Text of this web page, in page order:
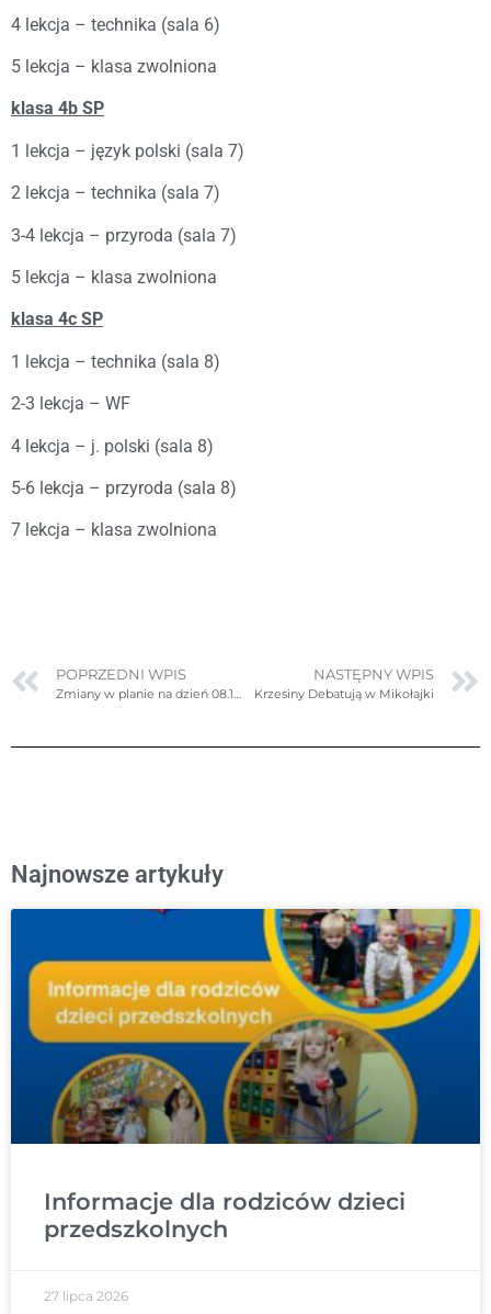
4 lekcja – technika (sala 6)
5 lekcja – klasa zwolniona
klasa 4b SP
1 lekcja – język polski (sala 7)
2 lekcja – technika (sala 7)
3-4 lekcja – przyroda (sala 7)
5 lekcja – klasa zwolniona
klasa 4c SP
1 lekcja – technika (sala 8)
2-3 lekcja – WF
4 lekcja – j. polski (sala 8)
5-6 lekcja – przyroda (sala 8)
7 lekcja – klasa zwolniona
POPRZEDNI WPIS NASTĘPNY WPIS
Krzesiny Debatują w Mikołajki
Najnowsze artykuły
Informacje dla rodziców dzieci
przedszkolnych
27 lipca 2026